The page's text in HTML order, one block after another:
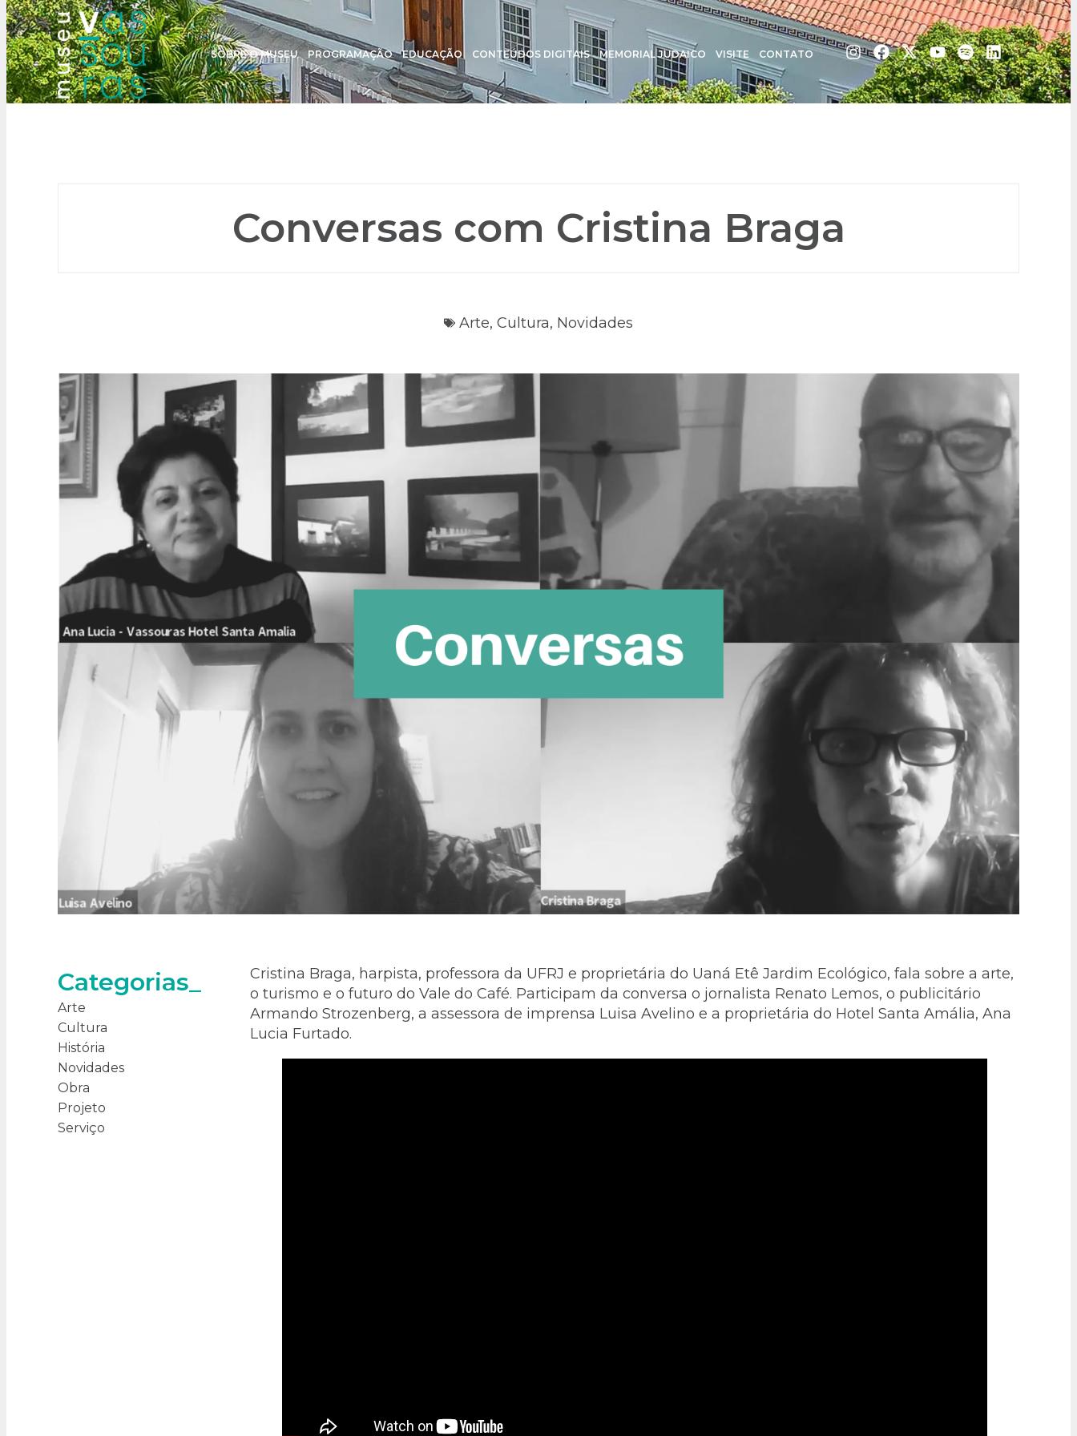
SOBRE O MUSEU PROGRAMAÇÃO EDUCAÇÃO CONTEÚDOS DIGITAIS MEMORIAL JUDAICO VISITE CONTATO
Conversas com Cristina Braga
Arte, Cultura, Novidades
Categorias_
Arte
Cultura
História
Novidades
Obra
Projeto
Serviço
Cristina Braga, harpista, professora da UFRJ e proprietária do Uaná Etê Jardim Ecológico, fala sobre a arte,
o turismo e o futuro do Vale do Café. Participam da conversa o jornalista Renato Lemos, o publicitário
Armando Strozenberg, a assessora de imprensa Luisa Avelino e a proprietária do Hotel Santa Amália, Ana
Lucia Furtado.